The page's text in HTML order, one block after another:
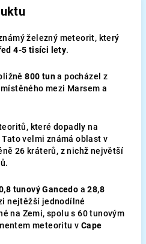
železný meteorit, který
4-5 tisíci lety.
800 tuna pocházel z
mezi Marsem a
které dopadly na
velmi známá oblast v
26 kráterů, z nichž největší
tunový Gancedo a28,8
nejtěžší jednodílné
na Zemi, spolu s 60 tunovým
meteoritu v Cape